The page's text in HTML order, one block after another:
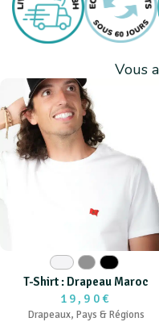
Vous
Blanc Gris Noir
T-Shirt : Drapeau Maroc
19,90€
Drapeaux, Pays & Régions